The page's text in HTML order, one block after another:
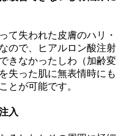
て失われた皮膚のハリ・
ので、ヒアルロン酸注射
きなかったしわ（加齢変
失った肌に無表情時にも
とが可能です。
入